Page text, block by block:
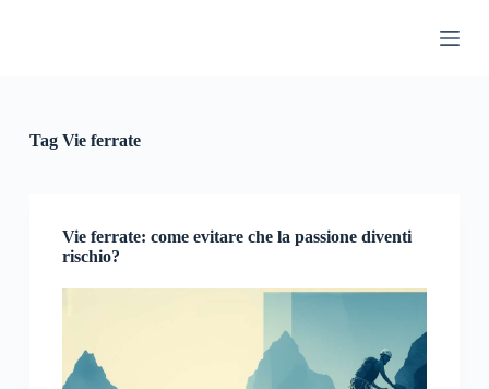
TagVie ferrate
Vie ferrate: come evitare che la passione diventi
rischio?